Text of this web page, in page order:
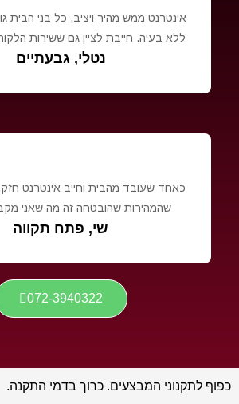
אינטרנט ממש מהיר ויציב, כל בני הבית
ללא בעיה. חייבת לציין גם ששירות
נטלי, גבעתיים
כאחד שעובד מהבית וחייב אינטרנט חזק,
שהמהירות שהובטחה זה מה שאני
שי, פתח תקווה
072-3940322
כפוף לתקנוני המבצעים. כרוך בדמי התקנה.